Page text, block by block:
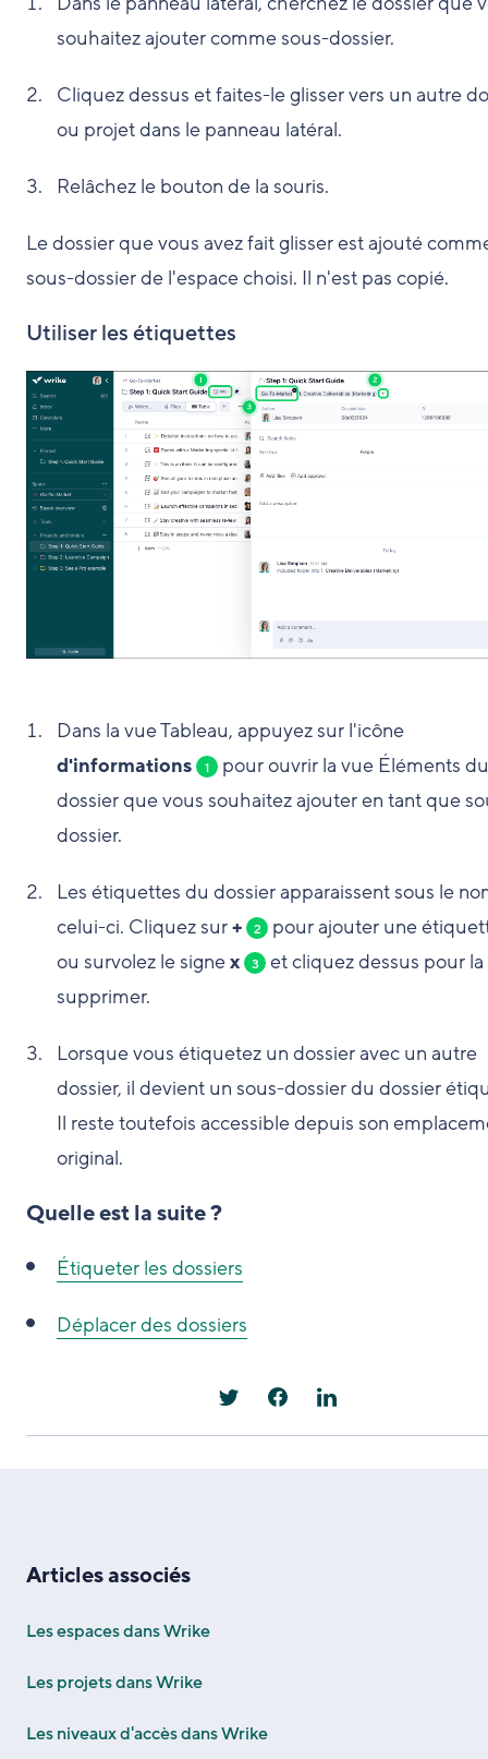
souhaitez ajouter comme sous-dossier.
Cliquez dessus et faites-le glisser vers un autre
ou projet dans le panneau latéral.
Relâchez le bouton de la souris.
Le dossier que vous avez fait glisser est ajouté
sous-dossier de l'espace choisi. Il n'est pas copié.
Utiliser les étiquettes
Dans la vue Tableau, appuyez sur l'icône
d'informations
1
pour ouvrir la vue Éléments du
dossier que vous souhaitez ajouter en tant que
dossier.
Les étiquettes du dossier apparaissent sous le
celui-ci. Cliquez sur+ 2
pour ajouter une
ou survolez le signex 3
et cliquez dessus pour la
supprimer.
Lorsque vous étiquetez un dossier avec un autre
dossier, il devient un sous-dossier du dossier
Il reste toutefois accessible depuis son
original.
Quelle est la suite ?
Étiqueter les dossiers
Déplacer des dossiers
Articles associés
Les espaces dans Wrike
Les projets dans Wrike
Les niveaux d'accès dans Wrike